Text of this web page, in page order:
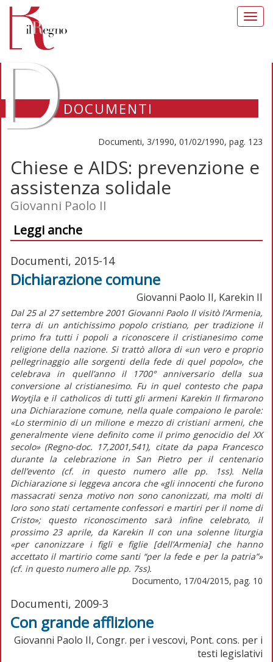
DOCUMENTI
Documenti, 3/1990, 01/02/1990, pag. 123
Chiese e AIDS: prevenzione e
assistenza solidale
Giovanni Paolo II
Leggi anche
Documenti, 2015-14
Dichiarazione comune
Giovanni Paolo II, Karekin II
Dal 25 al 27 settembre 2001 Giovanni Paolo II visitò l’Armenia,
terra di un antichissimo popolo cristiano, per tradizione il
primo fra tutti i popoli a riconoscere il cristianesimo come
religione della nazione. Si trattò allora di «un vero e proprio
pellegrinaggio alle sorgenti della fede di quel popolo», che
celebrava in quell’anno il 1700° anniversario della sua
conversione al cristianesimo. Fu in quel contesto che papa
Woytjla e il catholicos di tutti gli armeni Karekin II firmarono
una Dichiarazione comune, nella quale compaiono le parole:
«Lo sterminio di un milione e mezzo di cristiani armeni, che
generalmente viene definito come il primo genocidio del XX
secolo» (Regno-doc. 17,2001,541), citate da papa Francesco
durante la celebrazione in San Pietro per il centenario
dell’evento (cf. in questo numero alle pp. 1ss). Nella
Dichiarazione si leggeva ancora che «gli innocenti che furono
massacrati senza motivo non sono canonizzati, ma molti di
loro sono stati certamente confessori e martiri per il nome di
Cristo»; questo riconoscimento sarà infine celebrato, il
prossimo 23 aprile, da Karekin II con una solenne liturgia
«per canonizzare i figli e figlie [dell’Armenia] che hanno
accettato il martirio come santi “per la fede e per la patria”»
(cf. in questo numero alle pp. 7ss).
Documento, 17/04/2015, pag. 10
Documenti, 2009-3
Con grande afflizione
Giovanni Paolo II, Congr. per i vescovi, Pont. cons. per i
testi legislativi